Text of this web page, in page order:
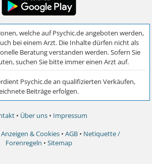
• Über uns • Impressum
Anzeigen & Cookies • AGB • Netiquette /
Forenregeln • Sitemap